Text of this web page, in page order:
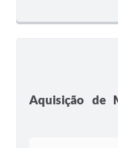
Aquisição de